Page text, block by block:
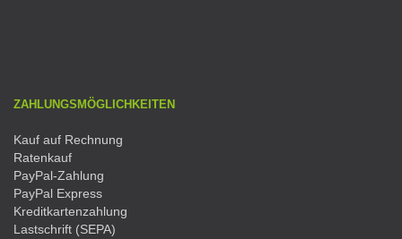
ZAHLUNGSMÖGLICHKEITEN
Kauf auf Rechnung
Ratenkauf
PayPal-Zahlung
PayPal Express
Kreditkartenzahlung
Lastschrift (SEPA)